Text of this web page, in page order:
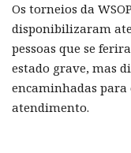
Os torneios da
disponibilizaram
pessoas que se
estado grave, mas
encaminhadas
atendimento.